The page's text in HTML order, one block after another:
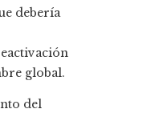
debería
global.
del